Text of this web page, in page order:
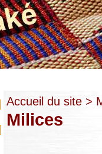
Accueil du site >
Milices